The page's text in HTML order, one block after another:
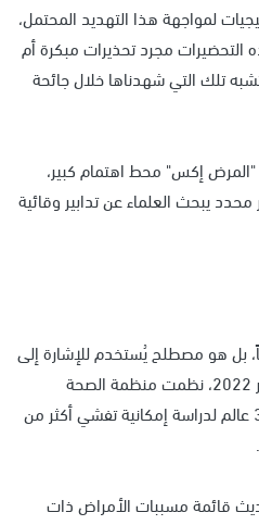
لمواجهة هذا التهديد المحتمل،
التحضيرات مجرد تحذيرات مبكرة أم
تلك التي شهدناها خلال جائحة
إكس" محط اهتمام كبير،
يبحث العلماء عن تدابير وقائية
بل هو مصطلح يُستخدم للإشارة إلى
تهديد وبائي افتراضي، في نوفمبر 2022، نظمت منظمة الصحة
العالمية اجتماعاً ضم أكثر من 300 عالم لدراسة إمكانية تفشي أكثر من
قائمة مسببات الأمراض ذات